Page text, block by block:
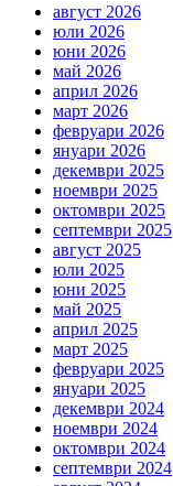
август 2026
юли 2026
юни 2026
май 2026
април 2026
март 2026
февруари 2026
януари 2026
декември 2025
ноември 2025
октомври 2025
септември 2025
август 2025
юли 2025
юни 2025
май 2025
април 2025
март 2025
февруари 2025
януари 2025
декември 2024
ноември 2024
октомври 2024
септември 2024